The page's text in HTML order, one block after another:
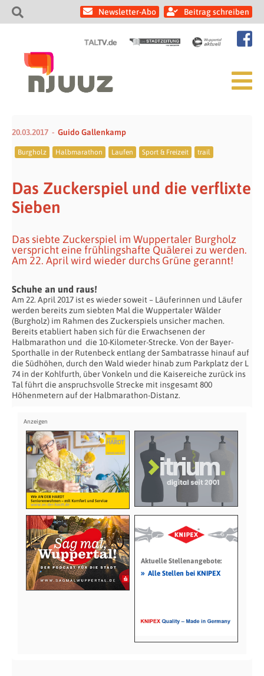
Newsletter-Abo Beitrag schreiben
20.03.2017 Guido Gallenkamp
Burgholz Halbmarathon Laufen Sport & Freizeit trail
Das Zuckerspiel und die verflixte
Sieben
Das siebte Zuckerspiel im Wuppertaler Burgholz
verspricht eine frühlingshafte Quälerei zu werden.
Am 22. April wird wieder durchs Grüne gerannt!
Schuhe an und raus!
Am 22. April 2017 ist es wieder soweit – Läuferinnen und Läufer
werden bereits zum siebten Mal die Wuppertaler Wälder
(Burgholz) im Rahmen des Zuckerspiels unsicher machen.
Bereits etabliert haben sich für die Erwachsenen der
Halbmarathon und die 10-Kilometer-Strecke. Von der Bayer-
Sporthalle in der Rutenbeck entlang der Sambatrasse hinauf auf
die Südhöhen, durch den Wald wieder hinab zum Parkplatz der L
74 in der Kohlfurth, über Vonkeln und die Kaisereiche zurück ins
Tal führt die anspruchsvolle Strecke mit insgesamt 800
Höhenmetern auf der Halbmarathon-Distanz.
Aktuelle Stellenangebote:
» Alle Stellen bei KNIPEX